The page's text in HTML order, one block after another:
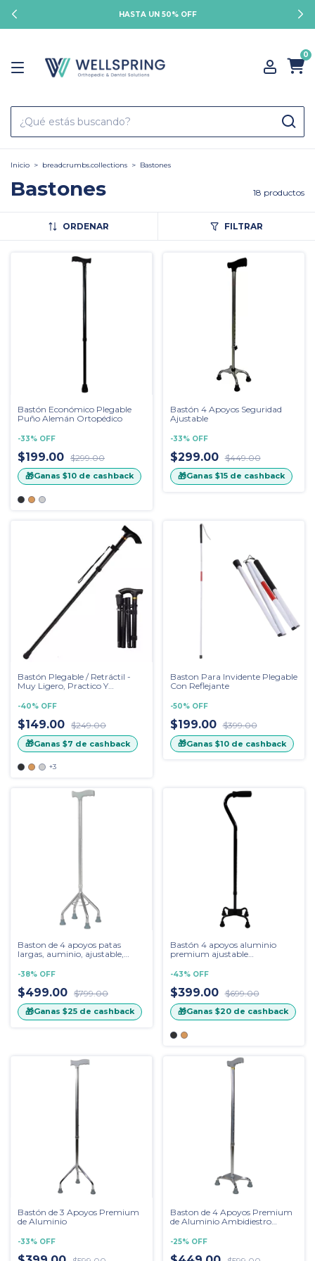
HASTA UN 50% OFF
0
Inicio > breadcrumbs.collections > Bastones
Bastones 18 productos
ORDENAR FILTRAR
Bastón Económico Plegable
Puño Alemán Ortopédico
-33% OFF
$199.00 $299.00
🎁Ganas $10 de cashback
Bastón 4 Apoyos Seguridad
Ajustable
-33% OFF
$299.00 $449.00
🎁Ganas $15de cashback
Bastón Plegable / Retráctil -
Muy Ligero, Practico Y
-40% OFF
$149.00 $249.00
🎁Ganas $7 de cashback
+3
Baston Para Invidente Plegable
Con Reflejante
-50% OFF
$199.00 $399.00
🎁Ganas $10de cashback
Baston de 4 apoyos patas
largas, auminio, ajustable,
-38% OFF
$499.00 $799.00
🎁Ganas $25 de cashback
Bastón 4 apoyos aluminio
premium ajustable
-43% OFF
$399.00 $699.00
🎁Ganas $20de cashback
Bastón de 3 Apoyos Premium
de Aluminio
-33% OFF
Baston de 4 Apoyos Premium
de Aluminio Ambidiestro
-25% OFF